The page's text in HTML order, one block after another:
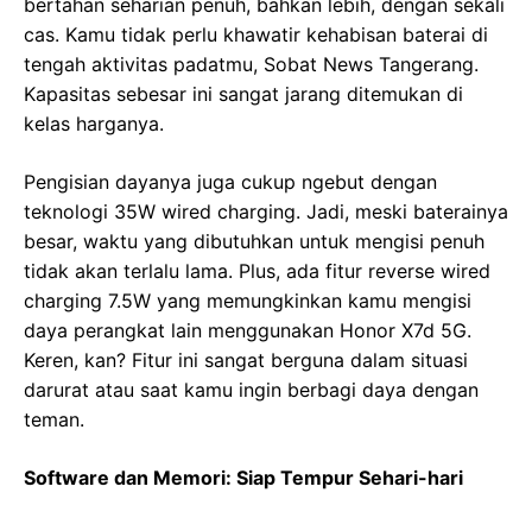
cas. Kamu tidak perlu khawatir kehabisan baterai di
tengah aktivitas padatmu, Sobat News Tangerang.
Kapasitas sebesar ini sangat jarang ditemukan di
kelas harganya.
Pengisian dayanya juga cukup ngebut dengan
teknologi 35W wired charging. Jadi, meski baterainya
besar, waktu yang dibutuhkan untuk mengisi penuh
tidak akan terlalu lama. Plus, ada fitur reverse wired
charging 7.5W yang memungkinkan kamu mengisi
daya perangkat lain menggunakan Honor X7d 5G.
Keren, kan? Fitur ini sangat berguna dalam situasi
darurat atau saat kamu ingin berbagi daya dengan
teman.
Software dan Memori: Siap Tempur Sehari-hari